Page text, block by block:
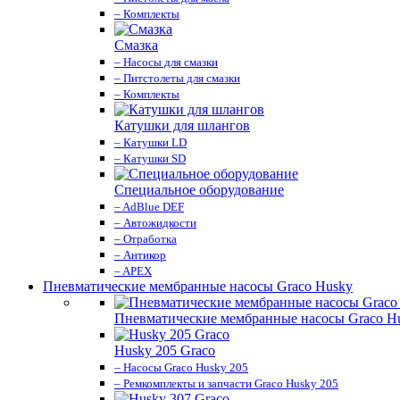
– Комплекты
Смазка
– Насосы для смазки
– Питстолеты для смазки
– Комплекты
Катушки для шлангов
– Катушки LD
– Катушки SD
Специальное оборудование
– AdBlue DEF
– Автожидкости
– Отработка
– Антикор
– APEX
Пневматические мембранные насосы Graco Husky
Пневматические мембранные насосы Graco
Husky 205 Graco
– Насосы Graco Husky 205
– Ремкомплекты и запчасти Graco Husky 205